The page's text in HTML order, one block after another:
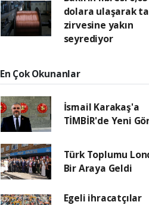
dolara ulaşarak
zirvesine yakın
seyrediyor
En Çok Okunanlar
İsmail Karakaş'a
TİMBİR'de Yeni
Türk Toplumu
Bir Araya Geldi
Egeli ihracatçılar